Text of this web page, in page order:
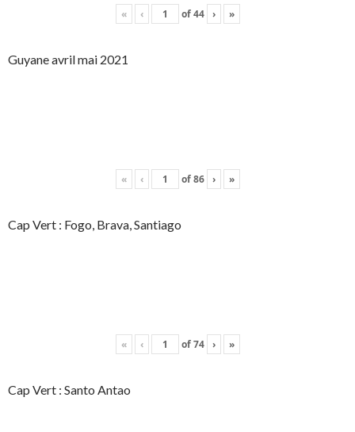
« ‹ of44 › »
Guyane avril mai 2021
« ‹ of86 › »
Cap Vert : Fogo, Brava, Santiago
« ‹ of74 › »
Cap Vert : Santo Antao